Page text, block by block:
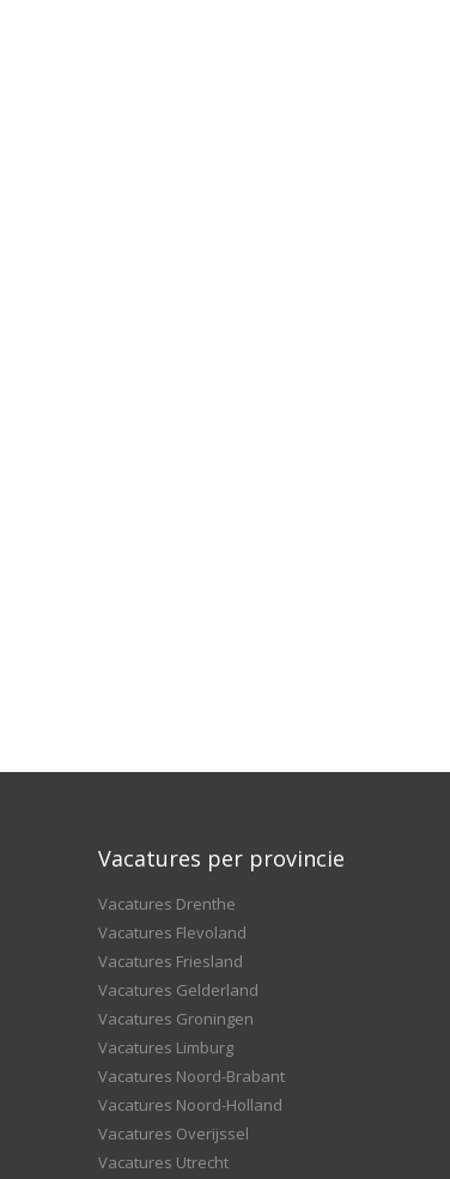
Vacatures per provincie
Vacatures Drenthe
Vacatures Flevoland
Vacatures Friesland
Vacatures Gelderland
Vacatures Groningen
Vacatures Limburg
Vacatures Noord-Brabant
Vacatures Noord-Holland
Vacatures Overijssel
Vacatures Utrecht